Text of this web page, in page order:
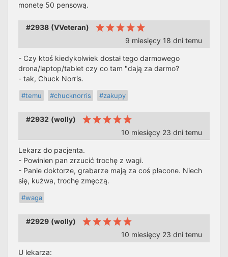
monetę 50 pensową.
#2938 (VVeteran)
9 miesięcy 18 dni temu
- Czy ktoś kiedykolwiek dostał tego darmowego
drona/laptop/tablet czy co tam "dają za darmo?
- tak, Chuck Norris.
#temu #chucknorris #zakupy
#2932 (wolly)
10 miesięcy 23 dni temu
Lekarz do pacjenta.
- Powinien pan zrzucić trochę z wagi.
- Panie doktorze, grabarze mają za coś płacone. Niech
się, kuźwa, trochę zmęczą.
#waga
#2929 (wolly)
10 miesięcy 23 dni temu
U lekarza: